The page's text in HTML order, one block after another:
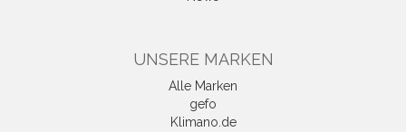
UNSERE MARKEN
Alle Marken
gefo
Klimano.de